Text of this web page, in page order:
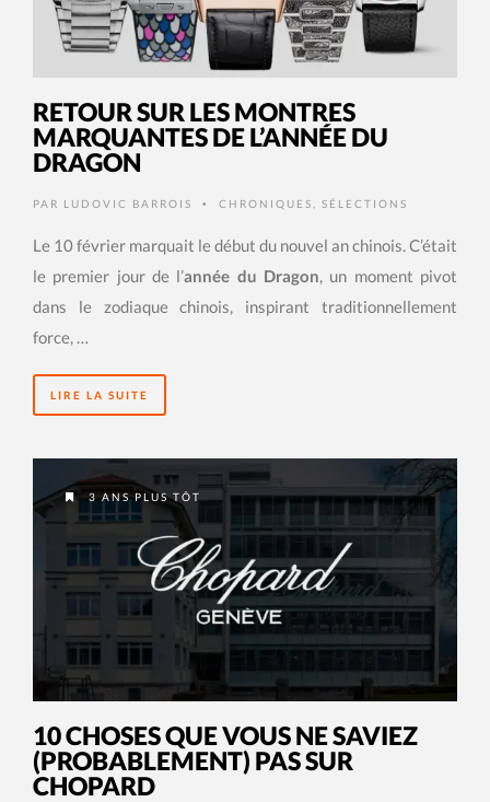
RETOUR SUR LES MONTRES
MARQUANTES DE L’ANNÉE DU
DRAGON
PAR LUDOVIC BARROIS • CHRONIQUES SÉLECTIONS
Le 10 février marquait le début du nouvel an chinois. C’était
le premier jour de l’année du Dragon, un moment pivot
dans le zodiaque chinois, inspirant traditionnellement
force, …
LIRE LA SUITE
3 ANS PLUS TÔT
10 CHOSES QUE VOUS NE SAVIEZ
(PROBABLEMENT) PAS SUR
CHOPARD